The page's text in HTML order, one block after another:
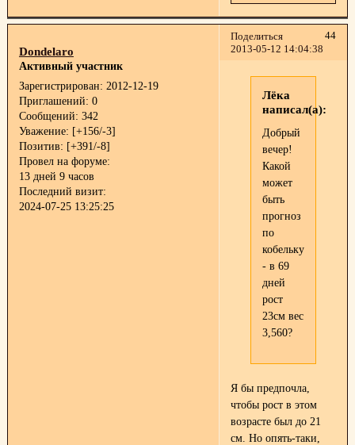
Поделиться
44
2013-05-12 14:04:38
Dondelaro
Активный участник
Зарегистрирован: 2012-12-19
Приглашений: 0
Сообщений: 342
Уважение: [+156/-3]
Позитив: [+391/-8]
Провел на форуме:
13 дней 9 часов
Последний визит:
2024-07-25 13:25:25
Лёка
написал(а):
Добрый
вечер!
Какой
может
быть
прогноз
по
кобельку
- в 69
дней
рост
23см вес
3,560?
Я бы предпочла,
чтобы рост в этом
возрасте был до 21
см. Но опять-таки,